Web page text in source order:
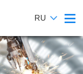
RU